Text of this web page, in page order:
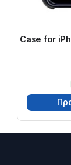
Case for